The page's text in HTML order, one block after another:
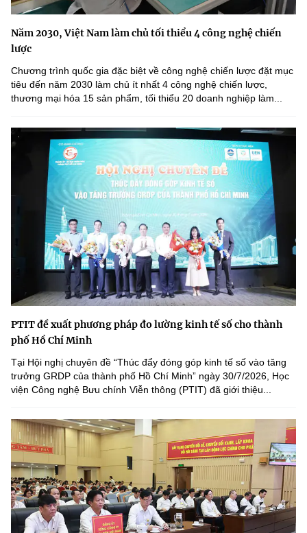
Năm 2030, Việt Nam làm chủ tối thiểu 4 công nghệ chiến
lược
Chương trình quốc gia đặc biệt về công nghệ chiến lược đặt mục
tiêu đến năm 2030 làm chủ ít nhất 4 công nghệ chiến lược,
thương mại hóa 15 sản phẩm, tối thiểu 20 doanh nghiệp làm...
PTIT đề xuất phương pháp đo lường kinh tế số cho thành
phố Hồ Chí Minh
Tại Hội nghị chuyên đề “Thúc đẩy đóng góp kinh tế số vào tăng
trưởng GRDP của thành phố Hồ Chí Minh” ngày 30/7/2026, Học
viện Công nghệ Bưu chính Viễn thông (PTIT) đã giới thiệu...